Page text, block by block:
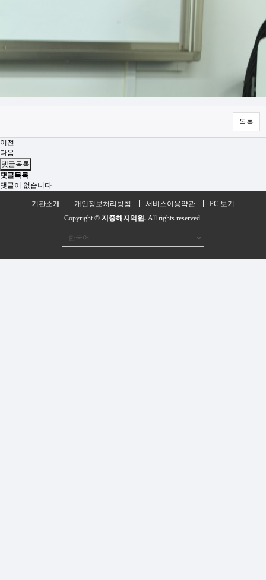
목록
이전
다음
댓글목록
댓글목록
댓글이 없습니다
기관소개 개인정보처리방침 서비스이용약관
PC 보기
Copyright © 지중해지역원. All rights reserved.